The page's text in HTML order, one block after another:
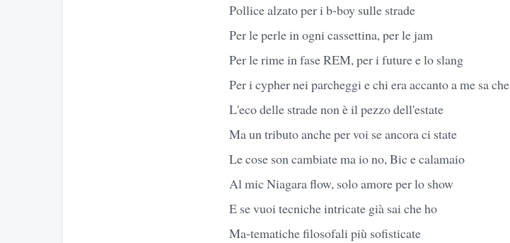
Pollice alzato per i b-boy sulle strade
Per le perle in ogni cassettina, per le jam
Per le rime in fase REM, per i future e lo slang
Per i cypher nei parcheggi e chi era accanto a me sa che
L'eco delle strade non è il pezzo dell'estate
Ma un tributo anche per voi se ancora ci state
Le cose son cambiate ma io no, Bic e calamaio
Al mic Niagara flow, solo amore per lo show
E se vuoi tecniche intricate già sai che ho
Ma-tematiche filosofali più sofisticate